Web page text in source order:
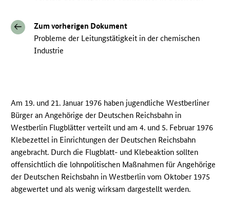
Zum vorherigen Dokument
Probleme der Leitungstätigkeit in der chemischen
Industrie
Am 19. und 21. Januar 1976 haben jugendliche Westberliner
Bürger an Angehörige der Deutschen Reichsbahn in
Westberlin Flugblätter verteilt und am 4. und 5. Februar 1976
Klebezettel in Einrichtungen der Deutschen Reichsbahn
angebracht. Durch die Flugblatt- und Klebeaktion sollten
offensichtlich die lohnpolitischen Maßnahmen für Angehörige
der Deutschen Reichsbahn in Westberlin vom Oktober 1975
abgewertet und als wenig wirksam dargestellt werden.